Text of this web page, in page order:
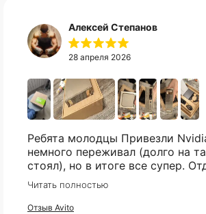
Алексей Степанов
28 апреля 2026
Ребята молодцы Привезли Nvidia в конце я
немного переживал (долго на
стоял), но в итоге все супер. Отдельное
спасибо что всегда отвечали
мгновенно, клиентская
высоком уровне!
Читать полностью
Отзыв Avito